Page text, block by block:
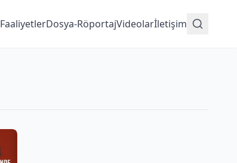
FaaliyetlerDosya-RöportajVideolarİletişim